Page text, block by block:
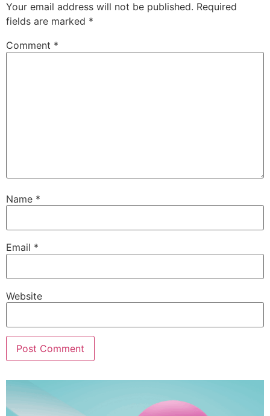
Your email address will not be published. Required
fields are marked *
Comment *
Name *
Email *
Website